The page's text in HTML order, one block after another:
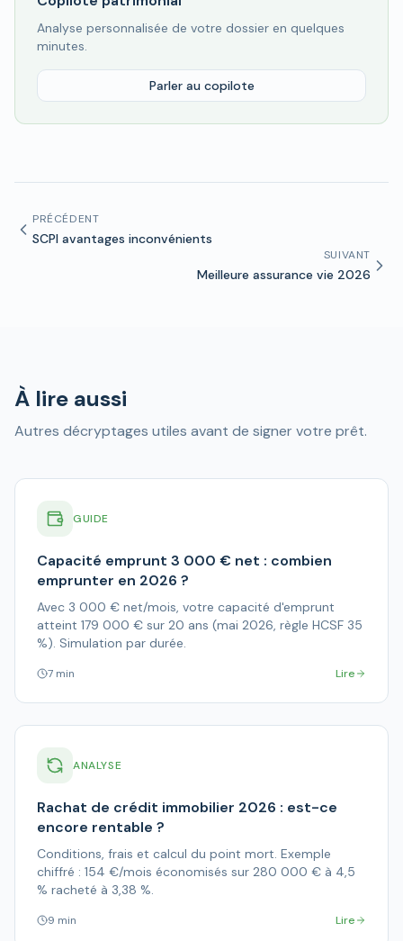
Analyse personnalisée de votre dossier en quelques
minutes.
Parler au copilote
PRÉCÉDENT
SCPI avantages inconvénients
SUIVANT
Meilleure assurance vie 2026
À lire aussi
Autres décryptages utiles avant de signer votre prêt.
GUIDE
Capacité emprunt 3 000 € net : combien
emprunter en 2026 ?
Avec 3 000 € net/mois, votre capacité d'emprunt
atteint 179 000 € sur 20 ans (mai 2026, règle HCSF 35
%). Simulation par durée.
7 min Lire
ANALYSE
Rachat de crédit immobilier 2026 : est-ce
encore rentable ?
Conditions, frais et calcul du point mort. Exemple
chiffré : 154 €/mois économisés sur 280 000 € à 4,5
% racheté à 3,38 %.
9 min Lire